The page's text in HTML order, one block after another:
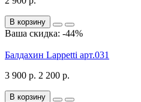
В корзину
Ваша скидка: -44%
Балдахин Lappetti арт.031
3 900 р. 2 200 р.
В корзину